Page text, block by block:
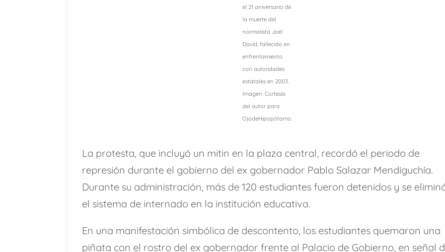
el 21 aniversario de
la muerte del
normalista Joel
David, fallecido en
enfrentamiento
con autoridades
estatales en 2003.
Imagen: Cortesía
del autor para
OjodeHipopótamo.
La protesta, que incluyó un mitin en la plaza central, recordó el periodo de
represión durante el gobierno del ex gobernador Pablo Salazar Mendiguchía.
Durante su administración, más de 120 estudiantes fueron detenidos y se
el sistema de internado en la institución educativa.
En una manifestación simbólica de descontento, los estudiantes quemaron una
piñata con el rostro del ex gobernador frente al Palacio de Gobierno, en señal